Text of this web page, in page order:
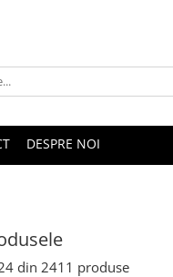
DESPRE NOI
din 2411 produse